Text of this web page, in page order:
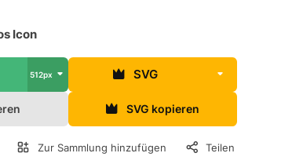
Icon
512px SVG
SVG kopieren
Zur Sammlung hinzufügen Teilen